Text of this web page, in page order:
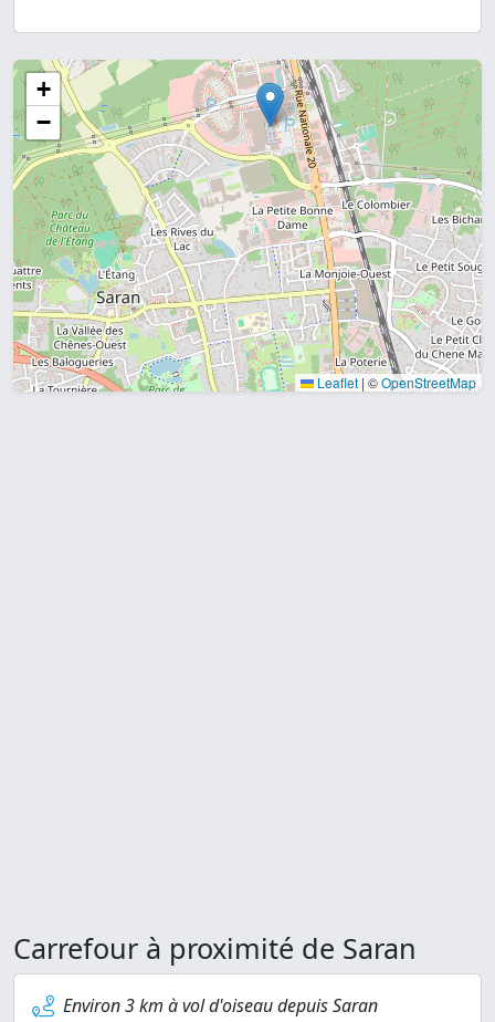
+
−
Leaflet | ©OpenStreetMap
Carrefour à proximité de Saran
Environ 3 km à vol d'oiseau depuis Saran